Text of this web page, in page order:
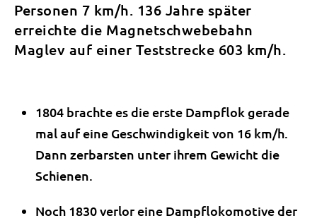
Personen 7 km/h. 136 Jahre später
erreichte die Magnetschwebebahn
Maglev auf einer Teststrecke 603 km/h.
1804 brachte es die erste Dampflok gerade
mal auf eine Geschwindigkeit von 16 km/h.
Dann zerbarsten unter ihrem Gewicht die
Schienen.
Noch 1830 verlor eine Dampflokomotive der